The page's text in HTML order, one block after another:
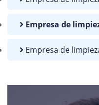
Empresa de
Empresa de